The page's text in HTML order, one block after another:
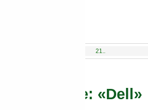
21..
по теме: «Dell»